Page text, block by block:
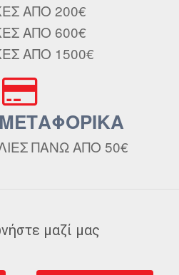
ΑΠΟ 200€
ΑΠΟ 600€
ΑΠΟ 1500€
ΠΑΝΩ ΑΠΟ 50€
μαζί μας